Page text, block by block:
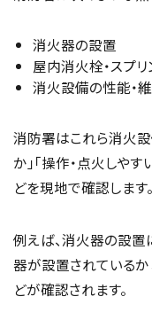
消火器の設置
屋内消火栓・スプ
消火設備の性能・
消防署はこれら消火
か」「操作・点火しや
どを現地で確認します。
例えば、消火器の設
器が設置されている
どが確認されます。